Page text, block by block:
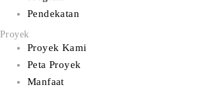
Pendekatan
Proyek
Proyek Kami
Peta Proyek
Manfaat